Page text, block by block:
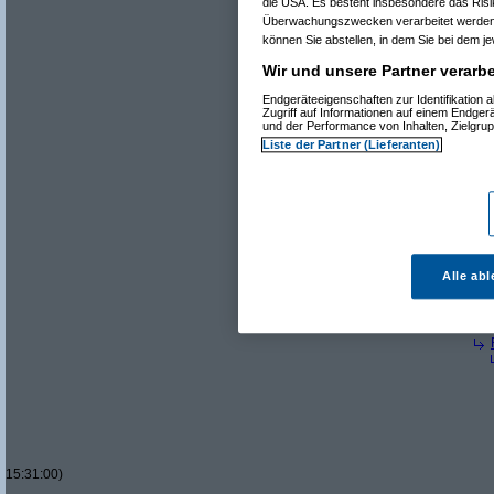
Re(22): Was ist
Re(23): Was
Re(24):
NFTs
Aber ja,
15:31:00)
Überwachungszwecken verarbeitet
können Sie abstellen, in dem Sie bei dem
Wir und unsere Partner
Endgeräteeigenschaften zur Identifikation
Zugriff auf Informationen auf einem
und der Performance von Inhalten,
Liste der Partner (Lieferanten)
Alle